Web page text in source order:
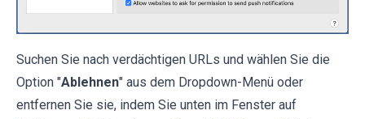
Suchen Sie nach verdächtigen URLs und wählen Sie die
Option "Ablehnen" aus dem Dropdown-Menü oder
entfernen Sie sie, indem Sie unten im Fenster auf